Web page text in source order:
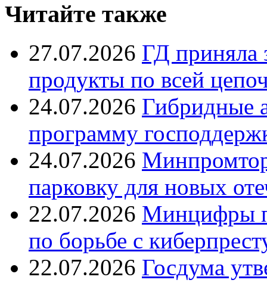
Читайте также
27.07.2026 ГД приняла
продукты по всей
24.07.2026 Гибридные
программу
24.07.2026
парковку для новых
22.07.2026 Минцифры
по борьбе с
22.07.2026 Госдума